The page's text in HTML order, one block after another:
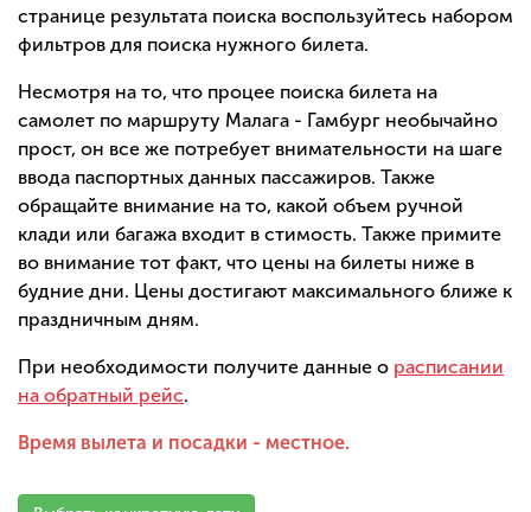
странице результата поиска воспользуйтесь набором
фильтров для поиска нужного билета.
Несмотря на то, что процее поиска билета на
самолет по маршруту Малага - Гамбург необычайно
прост, он все же потребует внимательности на шаге
ввода паспортных данных пассажиров. Также
обращайте внимание на то, какой объем ручной
клади или багажа входит в стимость. Также примите
во внимание тот факт, что цены на билеты ниже в
будние дни. Цены достигают максимального ближе к
праздничным дням.
При необходимости получите данные о расписании
на обратный рейс.
Время вылета и посадки - местное.